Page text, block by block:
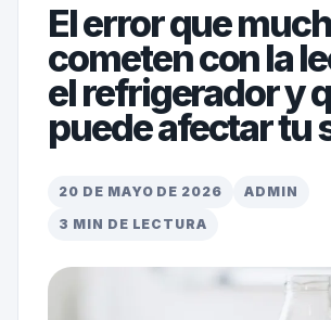
El error que
cometen con la
el refrigerador y
puede afectar tu
20 DE MAYO DE 2026
ADMIN
3 MIN DE LECTURA